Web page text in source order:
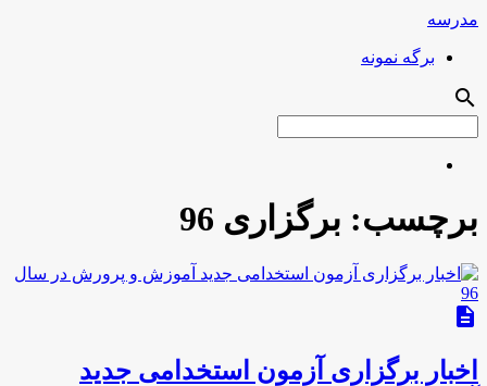
مدرسه
برگه نمونه
search
برچسب: برگزاری 96
description
اخبار برگزاری آزمون استخدامی جدید